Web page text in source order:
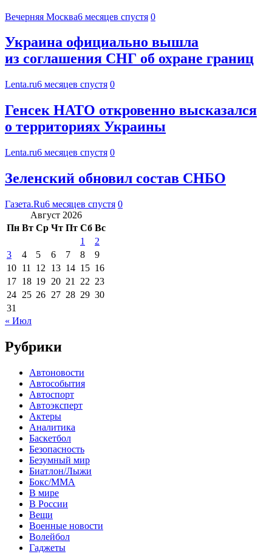
Вечерняя Москва6 месяцев спустя 0
Украина официально вышла
из соглашения СНГ об охране границ
Lenta.ru6 месяцев спустя 0
Генсек НАТО откровенно высказался
о территориях Украины
Lenta.ru6 месяцев спустя 0
Зеленский обновил состав СНБО
Газета.Ru6 месяцев спустя 0
Август 2026
Пн Вт Ср Чт Пт Сб Вс
1
2
3
4 5 6 7 8
9
10 11 12 13 14 15 16
17 18 19 20 21 22 23
24 25 26 27 28 29 30
31
« Июл
Рубрики
Автоновости
Автособытия
Автоспорт
Автоэксперт
Актеры
Аналитика
Баскетбол
Безопасность
Безумный мир
Биатлон/Лыжи
Бокс/MMA
В мире
В России
Вещи
Военные новости
Волейбол
Гаджеты